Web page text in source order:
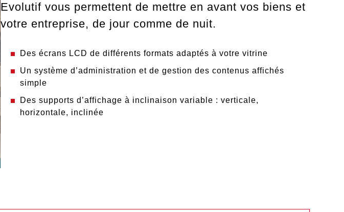
Evolutif vous permettent de mettre en avant vos biens et
votre entreprise, de jour comme de nuit.
Des écrans LCD de différents formats adaptés à votre vitrine
Un système d’administration et de gestion des contenus affichés
simple
Des supports d’affichage à inclinaison variable : verticale,
horizontale, inclinée